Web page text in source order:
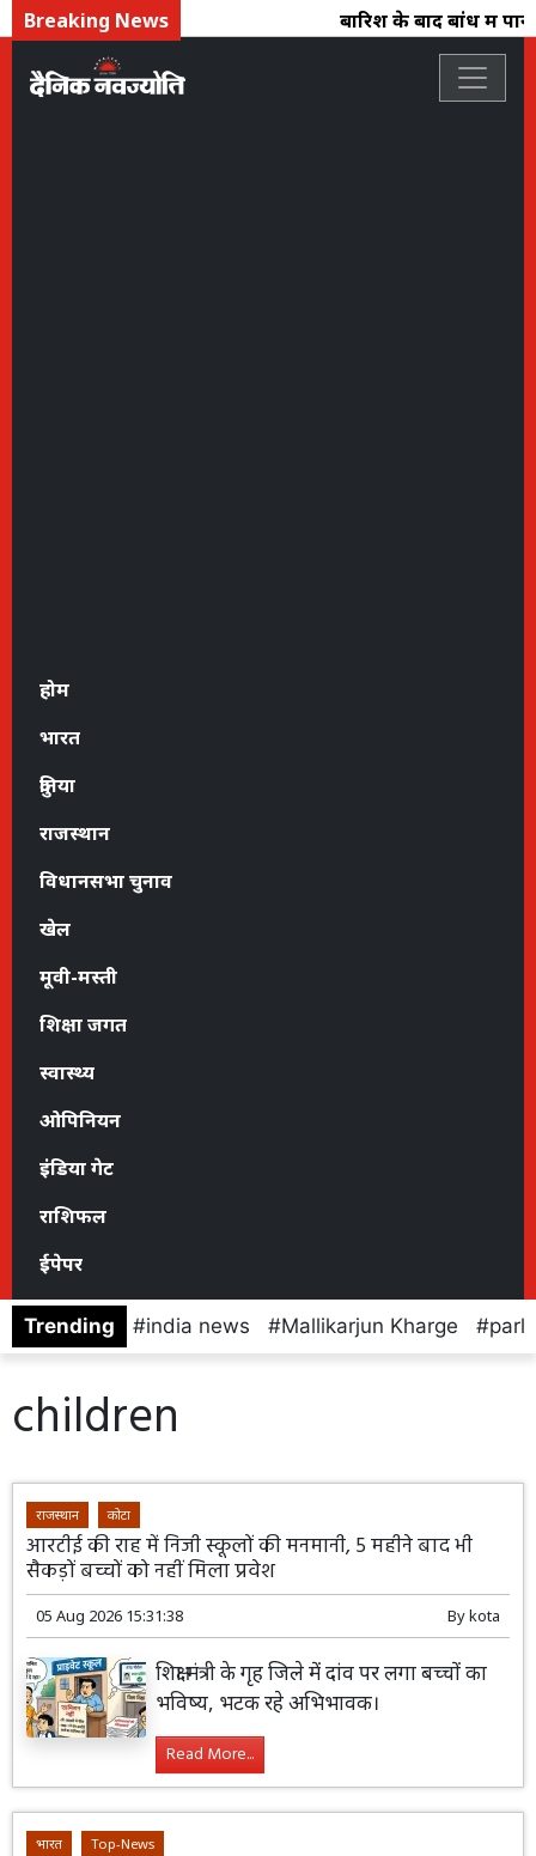
Breaking News बारिश के बाद बांध में
होम
भारत
दुनिया
राजस्थान
विधानसभा चुनाव
खेल
मूवी-मस्ती
शिक्षा जगत
स्वास्थ्य
ओपिनियन
इंडिया गेट
राशिफल
ईपेपर
Trending india news Mallikarjun Kharge
children
राजस्थान कोटा
आरटीई की राह में निजी स्कूलों की मनमानी, 5 महीने बाद भी
सैकड़ों बच्चों को नहीं मिला प्रवेश
05 Aug 2026 15:31:38 Bykota
शिक्षा मंत्री के गृह जिले में दांव पर लगा बच्चों का
भविष्य, भटक रहे अभिभावक।
Read More...
भारत Top-News